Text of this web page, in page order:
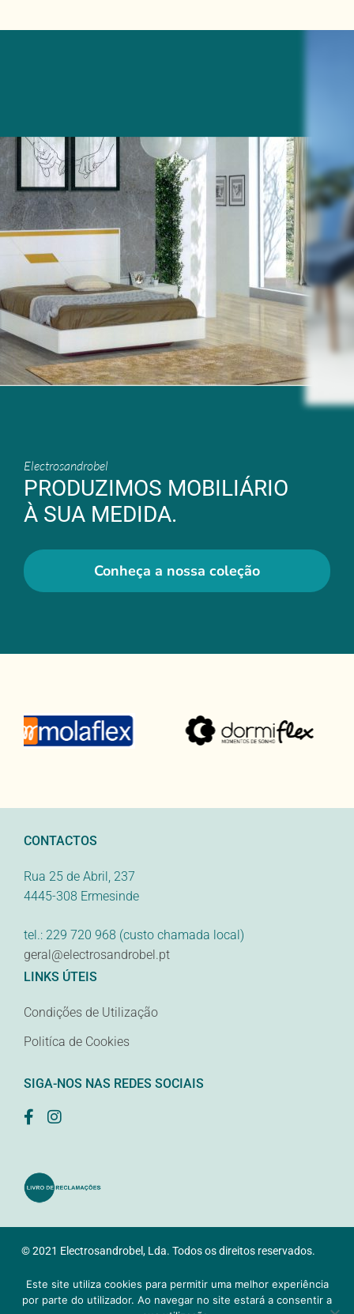
Electrosandrobel
PRODUZIMOS MOBILIÁRIO
À SUA MEDIDA.
Conheça a nossa coleção
CONTACTOS
Rua 25 de Abril, 237
4445-308 Ermesinde
tel.: 229 720 968 (custo chamada local)
geral@electrosandrobel.pt
LINKS ÚTEIS
Condições de Utilização
Politíca de Cookies
SIGA-NOS NAS REDES SOCIAIS
© 2021 Electrosandrobel, Lda. Todos os direitos reservados.
Este site utiliza cookies para permitir uma melhor experiência
por parte do utilizador. Ao navegar no site estará a consentir a